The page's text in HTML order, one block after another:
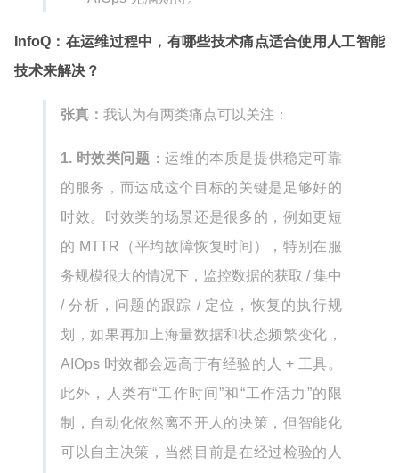
InfoQ：在运维过程中，有哪些技术痛点适合使用人工智能
技术来解决？
张真： 我认为有两类痛点可以关注：
1. 时效类问题 ：运维的本质是提供稳定可靠
的服务，而达成这个目标的关键是足够好的
时效。时效类的场景还是很多的，例如更短
的 MTTR（平均故障恢复时间），特别在服
务规模很大的情况下，监控数据的获取 / 集中
/ 分析，问题的跟踪 / 定位，恢复的执行规
划，如果再加上海量数据和状态频繁变化，
AIOps 时效都会远高于有经验的人 + 工具。
此外，人类有“工作时间”和“工作活力”的限
制，自动化依然离不开人的决策，但智能化
可以自主决策，当然目前是在经过检验的人